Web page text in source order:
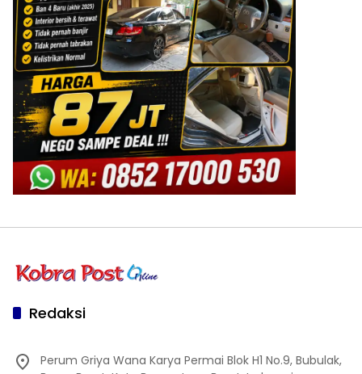
Redaksi
Perum Griya Wana Karya Permai Blok H1 No.9, Bubulak,